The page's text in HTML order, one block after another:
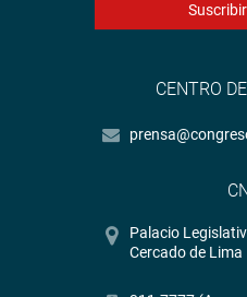
CENTRO
Palacio
Cercado de Lima